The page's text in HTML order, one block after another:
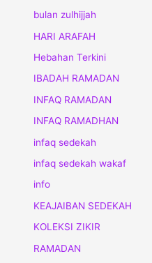
bulan zulhijjah
HARI ARAFAH
Hebahan Terkini
IBADAH RAMADAN
INFAQ RAMADAN
INFAQ RAMADHAN
infaq sedekah
infaq sedekah wakaf
info
KEAJAIBAN SEDEKAH
KOLEKSI ZIKIR
RAMADAN